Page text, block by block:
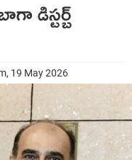
డిస్టర్బ్
19 May 2026